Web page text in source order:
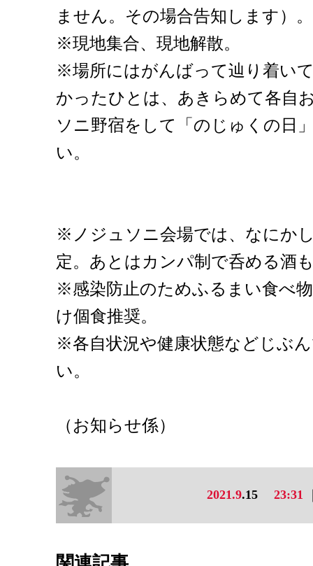
ません。その場合告知します）。
※現地集合、現地解散。
※場所にはがんばって辿り着い
かったひとは、あきらめて各自
ソニ野宿をして「のじゅくの日
い。
※ノジュソニ会場では、なにか
定。あとはカンパ制で呑める酒
※感染防止のためふるまい食べ
け個食推奨。
※各自状況や健康状態などじぶ
い。
（お知らせ係）
2021.9.15 23:31